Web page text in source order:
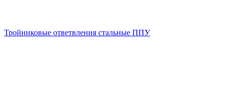
Тройниковые ответвления стальные ППУ